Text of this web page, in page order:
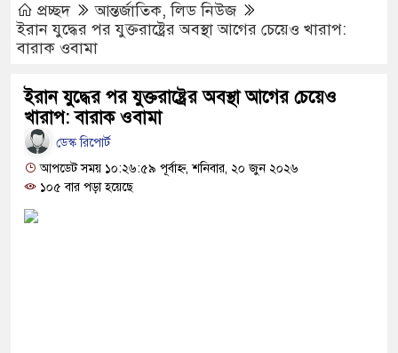
আ.লীগের গোপন বৈঠক থেকে গ্রেপ্তার ৬
যুবদল সভাপতি আটক, ভিডিও ভাইরাল
দায়ী থাকবে জামায়াত-এনসিপি: রাশেদ খাঁন
দিলেন জামায়াত বহিষ্কাকৃত গাজী নজরুলের ১২
প্রচ্ছদ আন্তর্জাতিক,লিড নিউজ
ইরান যুদ্ধের পর যুক্তরাষ্ট্রের অবস্থা আগের চেয়েও খারাপ:
বারাক ওবামা
ইরান যুদ্ধের পর যুক্তরাষ্ট্রের অবস্থা আগের চেয়েও
খারাপ: বারাক ওবামা
ডেস্ক রিপোর্ট
আপডেট সময় ১০:২৬:৫৯ পূর্বাহ্ন, শনিবার, ২০ জুন ২০২৬
১০৫ বার পড়া হয়েছে